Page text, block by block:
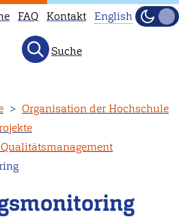
FAQ Kontakt
not
to
English
Hell
Suche
Organisation der Hochschule